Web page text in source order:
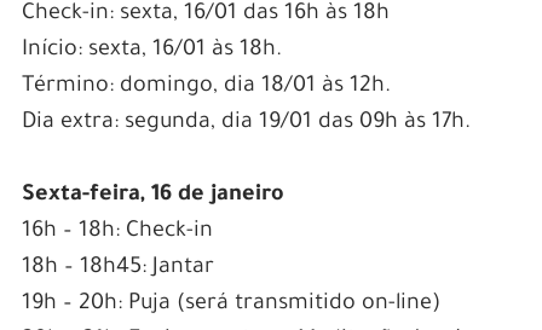
Check-in: sexta, 16/01 das 16h às 18h
Início: sexta, 16/01 às 18h.
Término: domingo, dia 18/01 às 12h.
Dia extra: segunda, dia 19/01 das 09h às 17h.
Sexta-feira, 16 de janeiro
16h – 18h: Check-in
18h – 18h45: Jantar
19h – 20h: Puja (será transmitido on-line)